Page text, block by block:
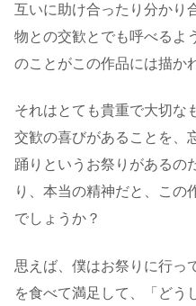
互いに助け合ったり分かり
物との交歓とでも呼べるよ
のことがこの作品には描か
それはとても貴重で大切な
交歓の喜びがあることを、
踊りというお祭りがあるの
り、本当の精神だと、この
でしょうか？
思えば、僕はお祭りに行っ
を食べて満足して、「どう